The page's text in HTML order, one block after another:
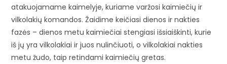
atakuojamame kaimelyje, kuriame varžosi kaimiečių ir
vilkolakių komandos. Žaidime keičiasi dienos ir nakties
fazės – dienos metu kaimiečiai stengiasi išsiaiškinti, kurie
iš jų yra vilkolakiai ir juos nulinčiuoti, o vilkolakiai nakties
metu žudo, taip retindami kaimiečių gretas.